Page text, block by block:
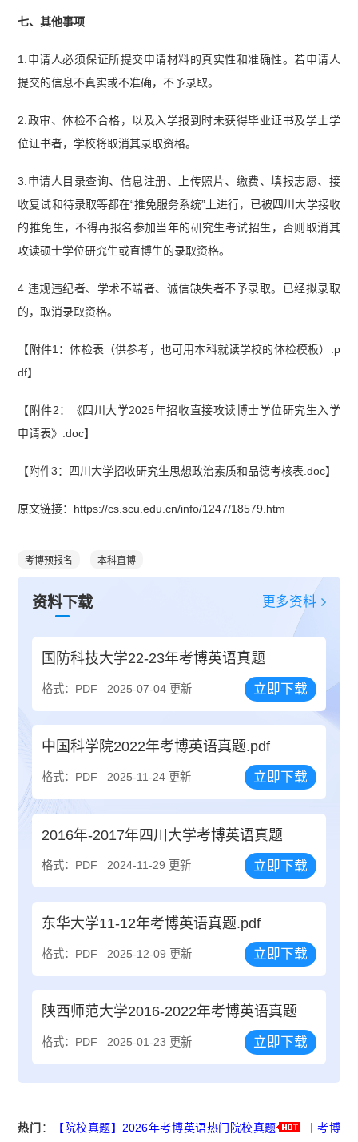
七、其他事项
1.申请人必须保证所提交申请材料的真实性和准确性。若申请人
提交的信息不真实或不准确，不予录取。
2.政审、体检不合格，以及入学报到时未获得毕业证书及学士学
位证书者，学校将取消其录取资格。
3.申请人目录查询、信息注册、上传照片、缴费、填报志愿、接
收复试和待录取等都在“推免服务系统”上进行，已被四川大学接收
的推免生，不得再报名参加当年的研究生考试招生，否则取消其
攻读硕士学位研究生或直博生的录取资格。
4.违规违纪者、学术不端者、诚信缺失者不予录取。已经拟录取
的，取消录取资格。
【附件1：体检表（供参考，也可用本科就读学校的体检模板）.p
df】
【附件2：《四川大学2025年招收直接攻读博士学位研究生入学
申请表》.doc】
【附件3：四川大学招收研究生思想政治素质和品德考核表.doc】
原文链接：https://cs.scu.edu.cn/info/1247/18579.htm
考博预报名 本科直博
资料下载 更多资料
国防科技大学22-23年考博英语真题
格式：PDF 2025-07-04 更新 立即下载
中国科学院2022年考博英语真题.pdf
格式：PDF 2025-11-24 更新 立即下载
2016年-2017年四川大学考博英语真题
格式：PDF 2024-11-29 更新 立即下载
东华大学11-12年考博英语真题.pdf
格式：PDF 2025-12-09 更新 立即下载
陕西师范大学2016-2022年考博英语真题
格式：PDF 2025-01-23 更新 立即下载
热门 ： 【院校真题】2026年考博英语热门院校真题 丨考博